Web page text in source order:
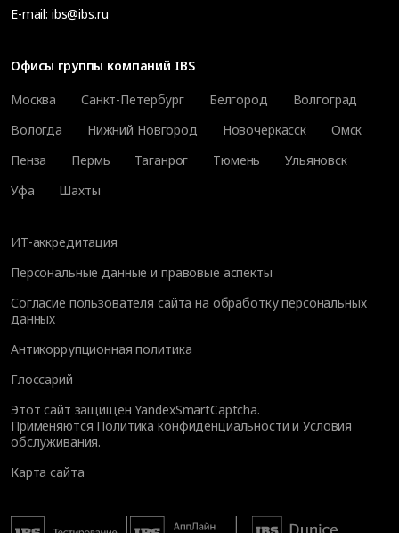
E-mail: ibs@ibs.ru
Офисы группы компаний IBS
Москва
Санкт-Петербург Белгород
Волгоград
Вологда
Нижний Новгород Новочеркасск
Омск
Пенза
Пермь Таганрог Тюмень
Ульяновск
Уфа
Шахты
ИТ-аккредитация
Персональные данные и правовые аспекты
Согласие пользователя сайта на обработку персональных
данных
Антикоррупционная политика
Глоссарий
Этот сайт защищен YandexSmartCaptcha.
Применяются Политика конфиденциальности иУсловия
обслуживания.
Карта сайта